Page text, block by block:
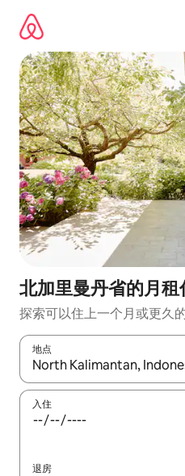
北加里曼丹省的月租
探索可以住上一个月或更久
地点
如有搜索结果，请使用上下
入住
退房